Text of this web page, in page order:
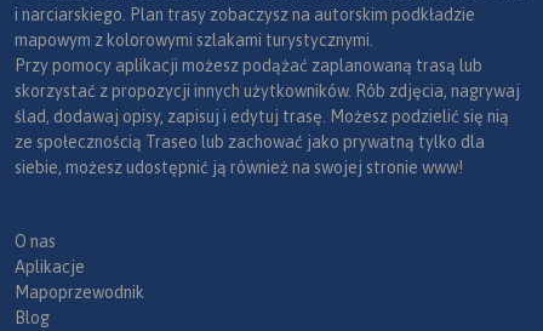
i narciarskiego. Plan trasy zobaczysz na autorskim podkładzie
mapowym z kolorowymi szlakami turystycznymi.
Przy pomocy aplikacji możesz podążać zaplanowaną trasą lub
skorzystać z propozycji innych użytkowników. Rób zdjęcia, nagrywaj
ślad, dodawaj opisy, zapisuj i edytuj trasę. Możesz podzielić się nią
ze społecznością Traseo lub zachować jako prywatną tylko dla
siebie, możesz udostępnić ją również na swojej stronie www!
O nas
Aplikacje
Mapoprzewodnik
Blog